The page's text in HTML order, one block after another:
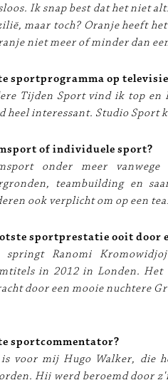
Ik snap best dat het niet
maar toch? Oranje heeft
niet meer of minder dan
sportprogramma op
Tijden Sport vind ik top en
heel interessant. Studio Sport
of individuele sport?
onder meer
teambuilding en
ook verplicht om op een
sportprestatie ooit door
springt Ranomi
in 2012 in Londen. Het
door een mooie nuchtere
sportcommentator?
voor mij Hugo Walker, die
Hij werd beroemd door